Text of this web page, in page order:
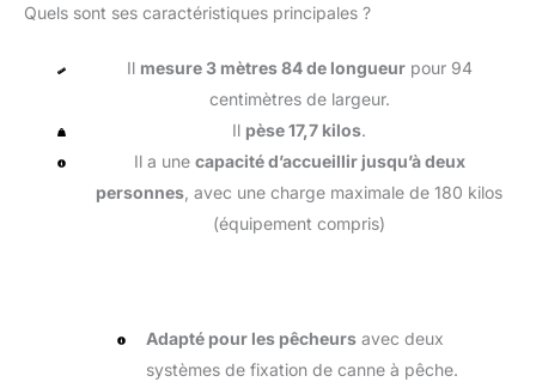
Quels sont ses caractéristiques principales ?
Il mesure 3 mètres 84 de longueurpour 94
centimètres de largeur.
Il pèse 17,7 kilos.
Il a une capacité d’accueillir jusqu’à deux
personnes , avec une charge maximale de 180 kilos
(équipement compris)
Adapté pour les pêcheurs avec deux
systèmes de fixation de canne à pêche.